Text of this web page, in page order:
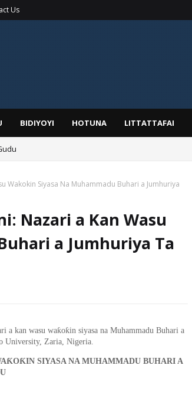
Us
BIDIYOYI HOTUNA LITTATTAFAI
Sai Na Farka
Wakokin Siyasa Na Muhammadu Buhari a Jumhuriya
Nazari a Kan Wasu
a Jumhuriya Ta
a kan wasu waƙoƙin siyasa na Muhammadu Buhari a
University, Zaria, Nigeria.
ƘOƘIN SIYASA NA MUHAMMADU BUHARI A
U